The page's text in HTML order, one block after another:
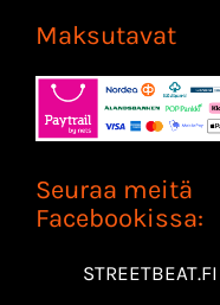
Maksutavat
Seuraa meitä
Facebookissa:
STREETBEAT.FI